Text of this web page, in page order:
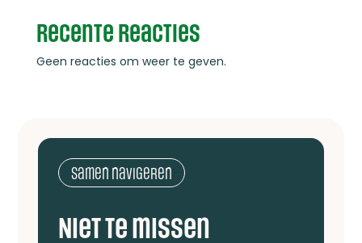
Recente reacties
Geen reacties om weer te geven.
Samen navigeren
Niet te missen